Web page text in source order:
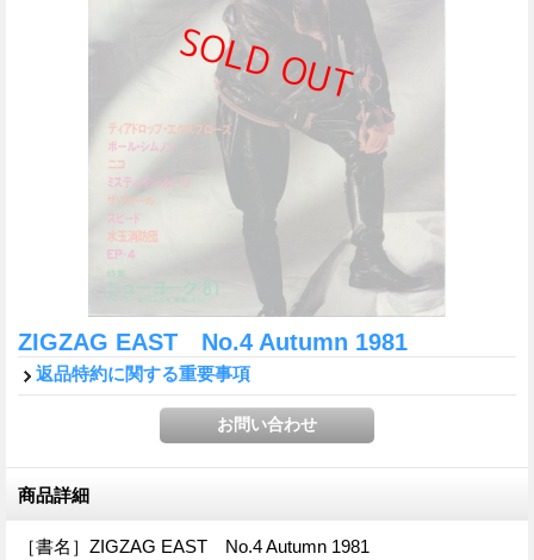
ZIGZAG EAST No.4 Autumn 1981
返品特約に関する重要事項
商品詳細
［書名］ZIGZAG EAST No.4 Autumn 1981